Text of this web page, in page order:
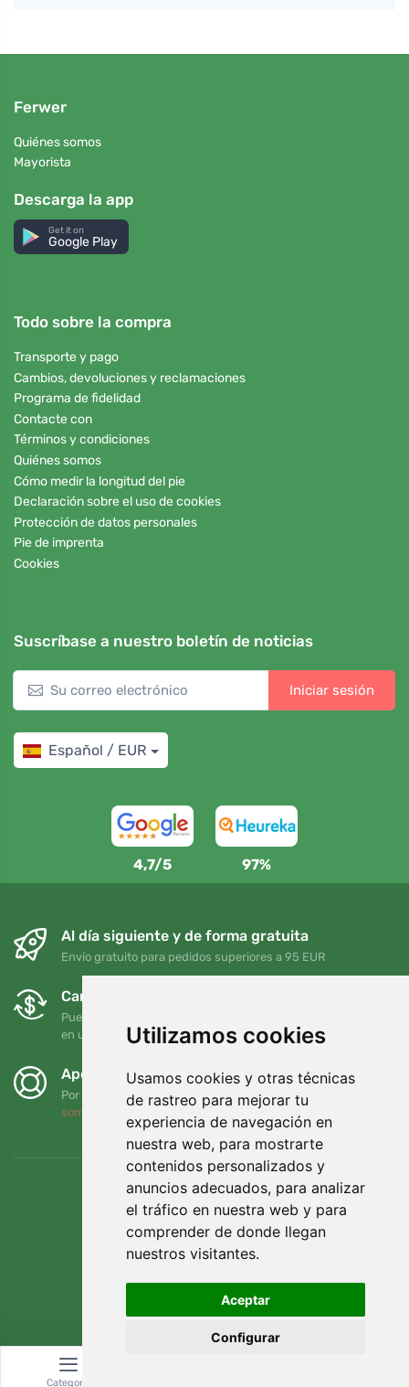
Utilizamos cookies
Usamos cookies y otras técnicas
de rastreo para mejorar tu
experiencia de navegación en
nuestra web, para mostrarte
contenidos personalizados y
anuncios adecuados, para analizar
el tráfico en nuestra web y para
comprender de donde llegan
nuestros visitantes.
Aceptar
Configurar
Ferwer
Quiénes somos
Mayorista
Descarga la app
Get it on
Google Play
Todo sobre la compra
Transporte y pago
Cambios, devoluciones y reclamaciones
Programa de fidelidad
Contacte con
Términos y condiciones
Quiénes somos
Cómo medir la longitud del pie
Declaración sobre el uso de cookies
Protección de datos personales
Pie de imprenta
Cookies
Suscríbase a nuestro boletín de noticias
Iniciar sesión
Español / EUR
4,7/5 97%
Al día siguiente y de forma gratuita
Envío gratuito para pedidos superiores a 95 EUR
Cambios y devoluciones gratuitos
Puede devolver o cambiar su pedido en cualquier momento
en un plazo de 90 días
Apoyamos a Trees.org
Por cada pedido plantamos un árbol. Leer más
somos
Categoría